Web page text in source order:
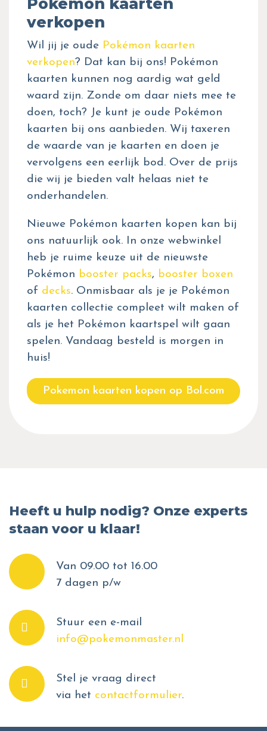
Pokémon kaarten
verkopen
Wil jij je oude Pokémon kaarten
verkopen? Dat kan bij ons! Pokémon
kaarten kunnen nog aardig wat geld
waard zijn. Zonde om daar niets mee te
doen, toch? Je kunt je oude Pokémon
kaarten bij ons aanbieden. Wij taxeren
de waarde van je kaarten en doen je
vervolgens een eerlijk bod. Over de prijs
die wij je bieden valt helaas niet te
onderhandelen.
Nieuwe Pokémon kaarten kopen kan bij
ons natuurlijk ook. In onze webwinkel
heb je ruime keuze uit de nieuwste
Pokémon booster packs, booster boxen
of decks. Onmisbaar als je je Pokémon
kaarten collectie compleet wilt maken of
als je het Pokémon kaartspel wilt gaan
spelen. Vandaag besteld is morgen in
huis!
Pokemon kaarten kopen op Bol.com
Heeft u hulp nodig? Onze experts
staan voor u klaar!
Van 09.00 tot 16.00
7 dagen p/w
Stuur een e-mail
info@pokemonmaster.nl
Stel je vraag direct
via het contactformulier.